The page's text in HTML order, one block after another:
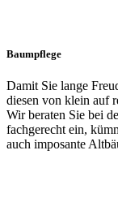
Baumpflege
Damit Sie lange
diesen von klein auf
Wir beraten Sie bei
fachgerecht ein,
auch imposante